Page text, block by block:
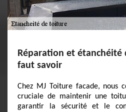
Réparation et
faut savoir
Chez MJ Toiture facade, nous
cruciale de maintenir une
garantir la sécurité et le